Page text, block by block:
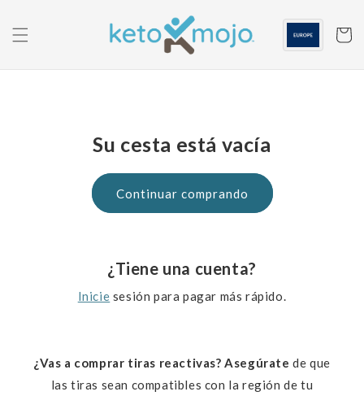
contenido
Carrito
Su cesta está vacía
Continuar comprando
¿Tiene una cuenta?
Inicie sesión para pagar más rápido.
¿Vas a comprar tiras reactivas? Asegúratede que
las tiras sean compatibles con la región de tu